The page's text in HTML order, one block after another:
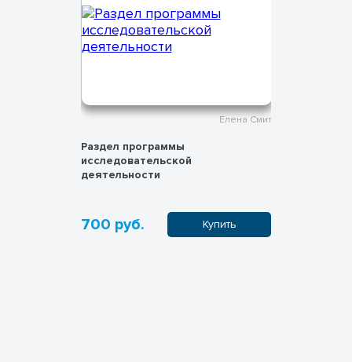
Елена Смит
Раздел программы
исследовательской
деятельности
700 руб. Купить